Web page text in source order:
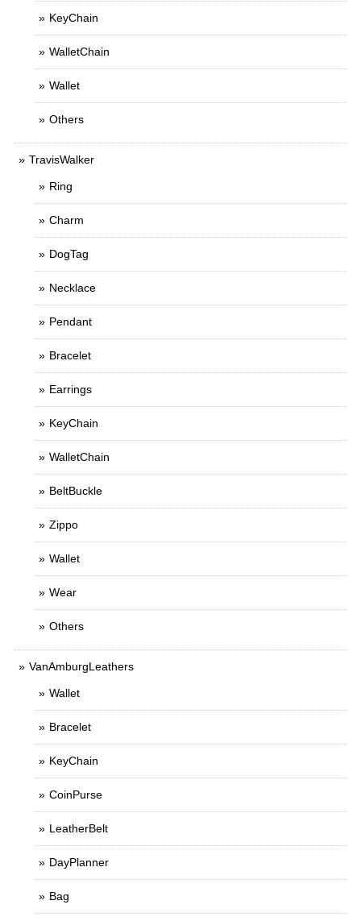
KeyChain
WalletChain
Wallet
Others
TravisWalker
Ring
Charm
DogTag
Necklace
Pendant
Bracelet
Earrings
KeyChain
WalletChain
BeltBuckle
Zippo
Wallet
Wear
Others
VanAmburgLeathers
Wallet
Bracelet
KeyChain
CoinPurse
LeatherBelt
DayPlanner
Bag